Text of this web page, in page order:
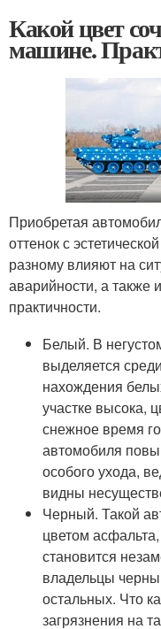
Какой цвет
машине.
Приобретая
оттенок с
разному влияют на
аварийности, а также
практичности.
Белый. В
выделяется
нахождения
участке высока,
снежное время
автомобиля
особого ухода,
видны
Черный. Такой
цветом
становится
владельцы
остальных. Что
загрязнения на